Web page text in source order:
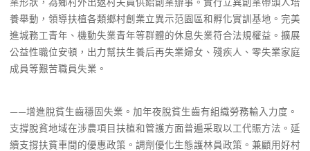
養舉動，領導扶植各類鄉村創業立異示范園區和孵化實訓基地。完美
進城務工青年、機動失業青年等群體的休息失業符合法規權益。擴展
公益性職位安頓，出力幫扶生養后再失業婦女、殘疾人、零失業家庭
成員等艱苦職員失業。
——增進脫貧生齒穩固失業。加年夜脫貧生齒有組織勞務輸入力度。
支撐脫貧地域在涉農項目扶植和管護方面普遍采取以工代賑方法。延
續支撐扶貧車間的優惠政策。調劑優化生態護林員政策。兼顧用好村